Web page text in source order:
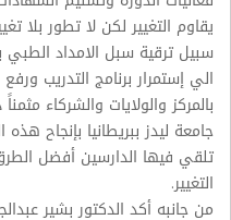
يقاوم التغيير لكن لا تطور بلا
سبيل ترقية سبل الامداد
الي إستمرار برنامج التدريب
بالمركز والولايات والشركاء
جامعة ليدز ببريطانيا بإنجاح
تلقي فيها الدارسين أفضل
التغيير.
من جانبه أكد الدكتور بشير